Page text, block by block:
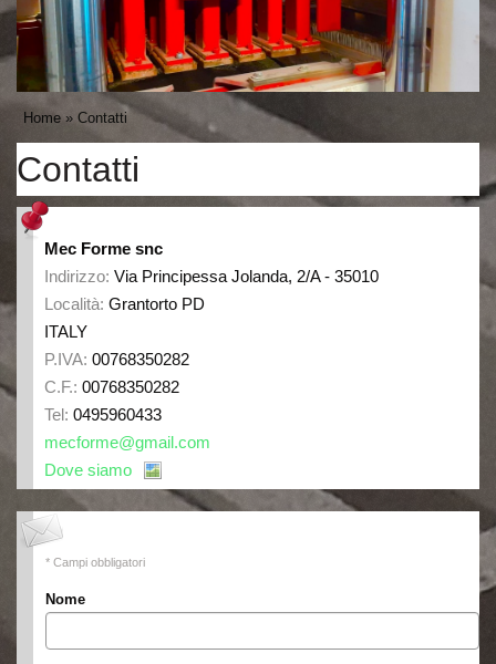
Home » Contatti
Contatti
Mec Forme snc
Indirizzo: Via Principessa Jolanda, 2/A - 35010
Località: Grantorto PD
ITALY
P.IVA: 00768350282
C.F.: 00768350282
Tel: 0495960433
mecforme@gmail.com
Dove siamo
* Campi obbligatori
Nome